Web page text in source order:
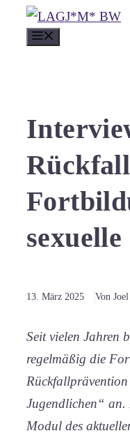
Zum
Inhalt
13. März 2025 Von
Seit vielen Jahren
regelmäßig die
Jugendlichen“ an.
Modul des